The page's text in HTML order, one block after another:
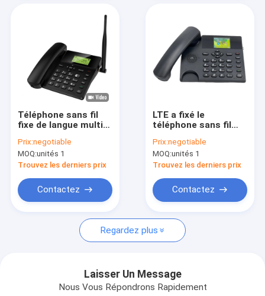
Au sujet de nous
Visite d'usine
Nouvelles
Shopping
Android a fixé le téléphone sans fil
4G a fixé le téléphone sans fil
Téléphone sans fil
fixe de langue multi
névralgique 2.4G WIFI
deux SIM
Prix:negotiable
MOQ:unités 1
Trouvez les derniers prix
Contactez
LTE a fixé le
téléphone sans fil
de réveil de point
névralgique
Prix:negotiable
MOQ:unités 1
Trouvez les derniers prix
Contactez
Regardez plus
Laisser Un Message
Nous Vous Répondrons Rapidement